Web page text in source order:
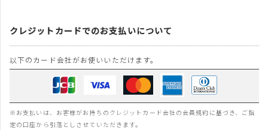
クレジットカードでのお支払いについて
以下のカード会社がお使いいただけます。
※お支払いは、お客様がお持ちのクレジットカード会社の会員規約に基づき、ご指
定の口座から引落としさせていただきます。